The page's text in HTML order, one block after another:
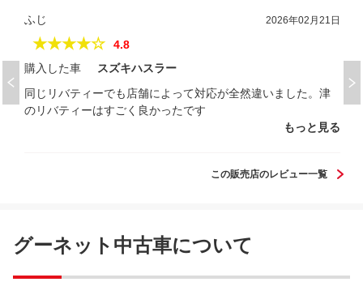
ふじ 2026年02月21日
★★★★☆
4.8
購入した車
スズキハスラー
同じリバティーでも店舗によって対応が全然違いました。津
のリバティーはすごく良かったです
もっと見る
この販売店のレビュー一覧
グーネット中古車について